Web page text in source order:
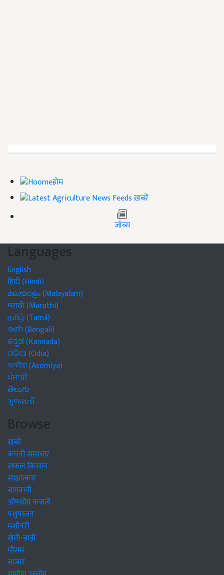
होम
ख़बरें
जॉब्स
Languages
English
हिंदी (Hindi)
മലയാളം (Malayalam)
मराठी (Marathi)
தமிழ் (Tamil)
বাঙালি (Bengali)
ಕನ್ನಡ (Kannada)
ଓଡିଆ (Odia)
অসমীয়া (Asomiya)
ਪੰਜਾਬੀ
తెలుగు
ગુજરાતી
Browse
खबरें
कंपनी समाचार
सफल किसान
साक्षात्कार
बागवानी
औषधीय फसलें
पशुपालन
मशीनरी
खेती-बाड़ी
मौसम
बाजार